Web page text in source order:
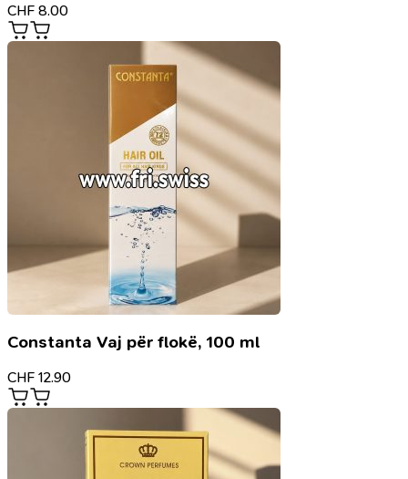
CHF 8.00
Constanta Vaj për flokë, 100 ml
CHF 12.90